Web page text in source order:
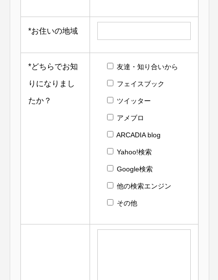
*お住いの地域
*どちらでお知
りになりまし
たか？
友達・知り合いから
フェイスブック
ツイッター
アメブロ
ARCADIA blog
Yahoo!検索
Google検索
他の検索エンジン
その他